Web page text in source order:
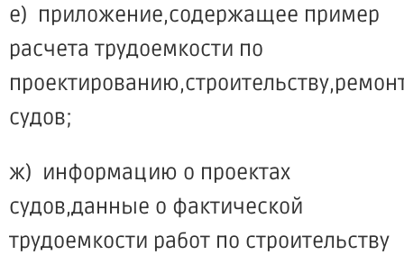
е) приложение,содержащее пример
расчета трудоемкости по
судов;
ж) информацию о проектах
судов,данные о фактической
трудоемкости работ по строительству